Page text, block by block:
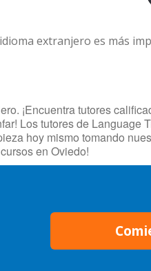
extranjero es más
¡Encuentra tutores
Los tutores de Language
hoy mismo tomando
en Oviedo!